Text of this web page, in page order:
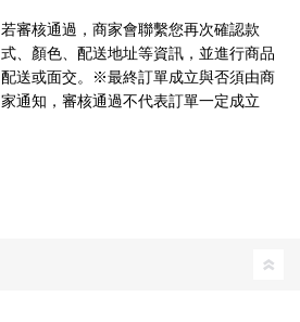
若審核通過，商家會聯繫您再次確認款
式、顏色、配送地址等資訊，並進行商品
配送或面交。※最終訂單成立與否須由商
家通知，審核通過不代表訂單一定成立